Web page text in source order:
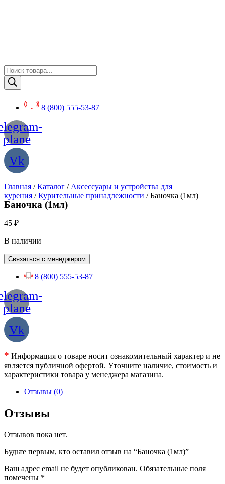
Поиск
товаров
8 (800) 555-53-87
plane
Vk
Главная /Каталог / Аксессуары и устройства для
курения /Курительные принадлежности / Баночка (1мл)
Баночка (1мл)
45 ₽
В наличии
Связаться с менеджером
8 (800) 555-53-87
plane
Vk
* Информация о товаре носит ознакомительный характер и не
является публичной офертой. Уточните наличие, стоимость и
характеристики товара у менеджера магазина.
Отзывы (0)
Отзывы
Отзывов пока нет.
Будьте первым, кто оставил отзыв на “Баночка (1мл)”
Ваш адрес email не будет опубликован. Обязательные поля
помечены *